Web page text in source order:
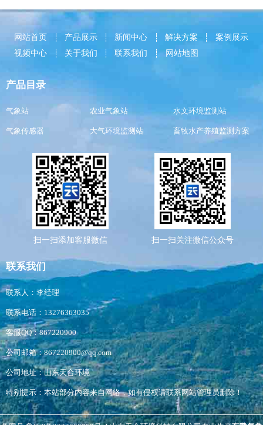
网站首页 产品展示 新闻中心 解决方案
案例展示
视频中心
关于我们 联系我们 网站地图
产品目录
气象站 农业气象站 水文环境监测站
气象传感器 大气环境监测站 畜牧水产养殖监测方案
扫一扫添加客服微信 扫一扫关注微信公众号
联系我们
联系人：李经理
联系电话：13276363035
客服QQ：867220900
公司邮箱：867220900@qq.com
公司地址：山东天合环境
特别提示：本站部分内容来自网络，如有侵权请联系网站管理员删除！